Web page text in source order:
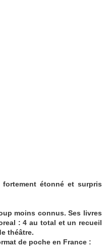
étonné et surpris
moins connus. Ses livres
: 4 au total et un recueil
théâtre.
de poche en France :